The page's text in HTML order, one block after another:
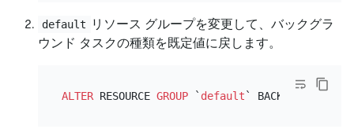
default
リソース グループを変更して、バックグラ
ウンド タスクの種類を既定値に戻します。
ALTER RESOURCE GROUP ` default` BACKGROUND=NULL